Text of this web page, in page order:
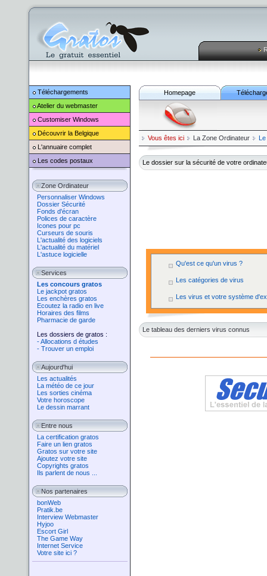
Téléchargements
Atelier du webmaster
Customiser Windows
Découvrir la Belgique
L'annuaire complet
Les codes postaux
Zone Ordinateur
Personnaliser Windows
Dossier Sécurité
Fonds d'écran
Polices de caractère
Icones pour pc
Curseurs de souris
L'actualité des logiciels
L'actualité du matériel
L'astuce logicielle
Services
Les concours gratos
Le jackpot gratos
Les enchères gratos
Ecoutez la radio en live
Horaires des films
Pharmacie de garde
Les dossiers de gratos :
- Allocations d études
- Trouver un emploi
Aujourd'hui
Les actualités
La météo de ce jour
Les sorties cinéma
Votre horoscope
Le dessin marrant
Entre nous
La certification gratos
Faire un lien gratos
Gratos sur votre site
Ajoutez votre site
Copyrights gratos
Ils parlent de nous ...
Nos partenaires
bonWeb
Pratik.be
Interview Webmaster
Hyjoo
Escort Girl
The Game Way
Internet Service
Votre site ici ?
Homepage
Vous êtes ici La Zone Ordinateur Le
Le dossier sur la sécurité de votre
Qu'est ce qu'un virus ?
Les catégories de virus
Les virus et votre système
Le tableau des derniers virus connus